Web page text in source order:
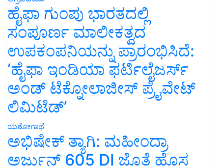
ಹೈಫಾ ಗುಂಪು ಭಾರತದಲ್ಲಿ
ಸಂಪೂರ್ಣ ಮಾಲೀಕತ್ವದ
ಉಪಕಂಪನಿಯನ್ನು ಪ್ರಾರಂಭಿಸಿದೆ:
‘ಹೈಫಾ ಇಂಡಿಯಾ ಫರ್ಟಿಲೈಜರ್ಸ್
ಅಂಡ್ ಟೆಕ್ನೋಲಾಜೀಸ್ ಪ್ರೈವೇಟ್
ಲಿಮಿಟೆಡ್’
ಯಶೋಗಾಥೆ
ಅಭಿಷೇಕ್ ತ್ಯಾಗಿ: ಮಹೀಂದ್ರಾ
ಅರ್ಜುನ್ 605 DI ಜೊತೆ ಹೊಸ